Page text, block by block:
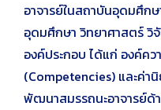
อาจารย์ในสถาบันอุดมศึก
อุดมศึกษา วิทยาศาสตร์ วิ
องค์ประกอบ ได้แก่ องค์ค
(Competencies) และค่า
พัฒนาสมรรถนะอาจารย์ด้